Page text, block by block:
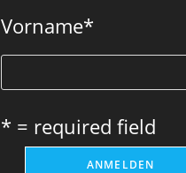
Vorname*
* = required field